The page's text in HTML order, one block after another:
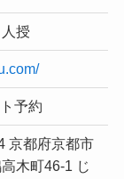
授
予約
京都府京都市
木町46-1 じ